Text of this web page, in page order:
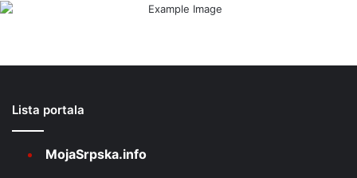
Lista portala
MojaSrpska.info